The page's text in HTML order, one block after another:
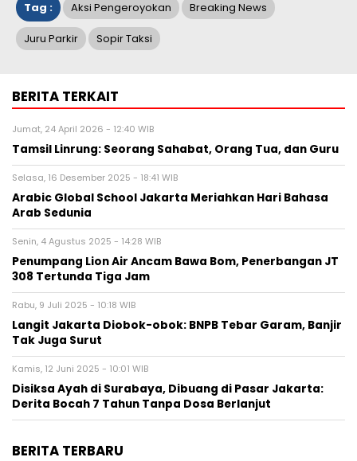
Tag : Aksi Pengeroyokan Breaking News
Juru Parkir Sopir Taksi
BERITA TERKAIT
Jumat, 24 April 2026 - 12:40 WIB
Tamsil Linrung: Seorang Sahabat, Orang Tua, dan Guru
Selasa, 16 Desember 2025 - 18:41 WIB
Arabic Global School Jakarta Meriahkan Hari Bahasa
Arab Sedunia
Senin, 4 Agustus 2025 - 14:28 WIB
Penumpang Lion Air Ancam Bawa Bom, Penerbangan JT
308 Tertunda Tiga Jam
Rabu, 9 Juli 2025 - 10:18 WIB
Langit Jakarta Diobok-obok: BNPB Tebar Garam, Banjir
Tak Juga Surut
Kamis, 12 Juni 2025 - 10:01 WIB
Disiksa Ayah di Surabaya, Dibuang di Pasar Jakarta:
Derita Bocah 7 Tahun Tanpa Dosa Berlanjut
BERITA TERBARU